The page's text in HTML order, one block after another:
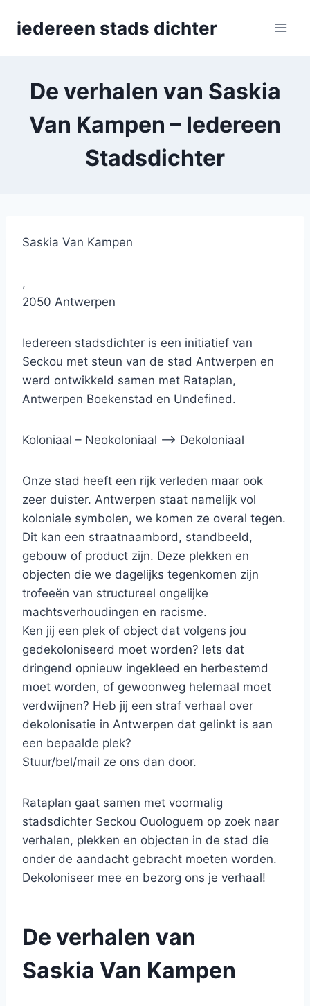
iedereen stads dichter
De verhalen van Saskia
Van Kampen – Iedereen
Stadsdichter
Saskia Van Kampen
,
2050 Antwerpen
Iedereen stadsdichter is een initiatief van
Seckou met steun van de stad Antwerpen en
werd ontwikkeld samen met Rataplan,
Antwerpen Boekenstad en Undefined.
Koloniaal – Neokoloniaal –> Dekoloniaal
Onze stad heeft een rijk verleden maar ook
zeer duister. Antwerpen staat namelijk vol
koloniale symbolen, we komen ze overal tegen.
Dit kan een straatnaambord, standbeeld,
gebouw of product zijn. Deze plekken en
objecten die we dagelijks tegenkomen zijn
trofeeën van structureel ongelijke
machtsverhoudingen en racisme.
Ken jij een plek of object dat volgens jou
gedekoloniseerd moet worden? Iets dat
dringend opnieuw ingekleed en herbestemd
moet worden, of gewoonweg helemaal moet
verdwijnen? Heb jij een straf verhaal over
dekolonisatie in Antwerpen dat gelinkt is aan
een bepaalde plek?
Stuur/bel/mail ze ons dan door.
Rataplan gaat samen met voormalig
stadsdichter Seckou Ouologuem op zoek naar
verhalen, plekken en objecten in de stad die
onder de aandacht gebracht moeten worden.
Dekoloniseer mee en bezorg ons je verhaal!
De verhalen van
Saskia Van Kampen